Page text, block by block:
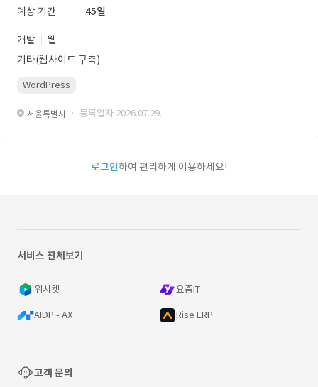
예상 기간
45일
개발
웹
기타(웹사이트 구축)
WordPress
서울특별시 · 등록일자 2026.07.29.
로그인하여 편리하게 이용하세요!
서비스 전체보기
위시켓 요즘IT
AIDP - AX Rise ERP
고객 문의